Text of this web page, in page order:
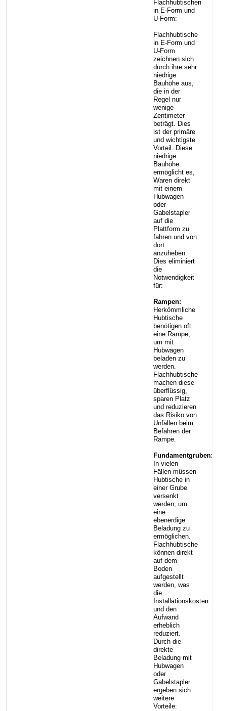
Flachhubtischen
in E-Form und
U-Form:
Flachhubtische
in E-Form und
U-Form
zeichnen sich
durch ihre sehr
niedrige
Bauhöhe aus,
die in der
Regel nur
wenige
Zentimeter
beträgt. Dies
ist der primäre
und wichtigste
Vorteil. Diese
niedrige
Bauhöhe
ermöglicht es,
Waren direkt
mit einem
Hubwagen
oder
Gabelstapler
auf die
Plattform zu
fahren und von
dort
anzuheben.
Dies eliminiert
die
Notwendigkeit
für:
Rampen:
Herkömmliche
Hubtische
benötigen oft
eine Rampe,
um mit
Hubwagen
beladen zu
werden.
Flachhubtische
machen diese
überflüssig,
sparen Platz
und reduzieren
das Risiko von
Unfällen beim
Befahren der
Rampe.
Fundamentgruben:
In vielen
Fällen müssen
Hubtische in
einer Grube
versenkt
werden, um
eine
ebenerdige
Beladung zu
ermöglichen.
Flachhubtische
können direkt
auf dem
Boden
aufgestellt
werden, was
die
Installationskosten
und den
Aufwand
erheblich
reduziert.
Durch die
direkte
Beladung mit
Hubwagen
oder
Gabelstapler
ergeben sich
weitere
Vorteile: